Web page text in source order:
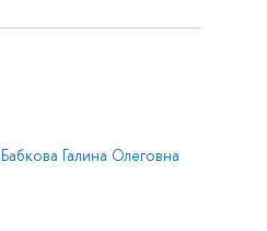
Бабкова Галина Олеговна